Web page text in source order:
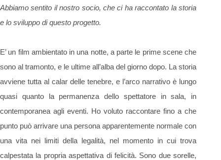
Abbiamo sentito il nostro socio, che ci ha raccontato la storia
e lo sviluppo di questo progetto.
E’ un film ambientato in una notte, a parte le prime scene che
sono al tramonto, e le ultime all’alba del giorno dopo. La storia
avviene tutta al calar delle tenebre, e l’arco narrativo è lungo
quasi quanto la permanenza dello spettatore in sala, in
contemporanea agli eventi. Ho voluto raccontare fino a che
punto può arrivare una persona apparentemente normale con
una vita nei limiti della legalità, nel momento in cui trova
calpestata la propria aspettativa di felicità. Sono due sorelle,